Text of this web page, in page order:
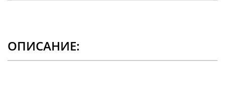
ОПИСАНИЕ: